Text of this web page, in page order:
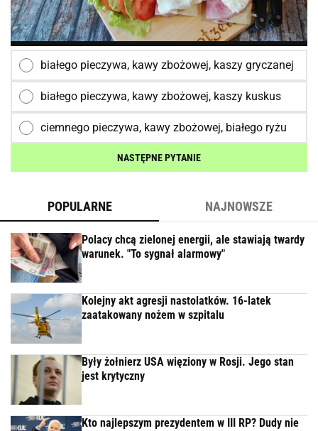
białego pieczywa, kawy zbożowej, kaszy gryczanej
białego pieczywa, kawy zbożowej, kaszy kuskus
ciemnego pieczywa, kawy zbożowej, białego ryżu
NASTĘPNE PYTANIE
POPULARNE NAJNOWSZE
Polacy chcą zielonej energii, ale stawiają twardy
warunek. "To sygnał alarmowy"
Kolejny akt agresji nastolatków. 16-latek
zaatakowany nożem w szpitalu
Były żołnierz USA więziony w Rosji. Jego stan
jest krytyczny
Kto najlepszym prezydentem w III RP? Dudy nie